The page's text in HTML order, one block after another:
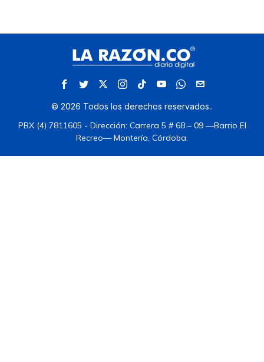
© 2026 Todos los derechos reservados..
PBX (4) 7811605 - Dirección: Carrera 5 # 68 – 09 —Barrio El
Recreo— Montería, Córdoba.